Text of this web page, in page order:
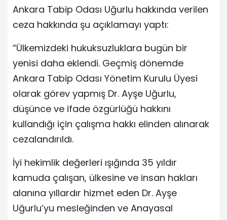
Ankara Tabip Odası Uğurlu hakkında verilen
ceza hakkında şu açıklamayı yaptı:
“Ülkemizdeki hukuksuzluklara bugün bir
yenisi daha eklendi. Geçmiş dönemde
Ankara Tabip Odası Yönetim Kurulu Üyesi
olarak görev yapmış Dr. Ayşe Uğurlu,
düşünce ve ifade özgürlüğü hakkını
kullandığı için çalışma hakkı elinden alınarak
cezalandırıldı.
İyi hekimlik değerleri ışığında 35 yıldır
kamuda çalışan, ülkesine ve insan hakları
alanına yıllardır hizmet eden Dr. Ayşe
Uğurlu’yu mesleğinden ve Anayasal